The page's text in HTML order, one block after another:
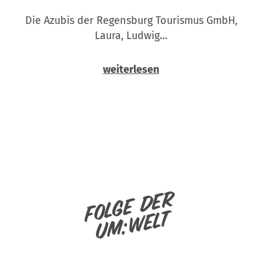
Die Azubis der Regensburg Tourismus GmbH,
Laura, Ludwig…
weiterlesen
Folge der
um:welt